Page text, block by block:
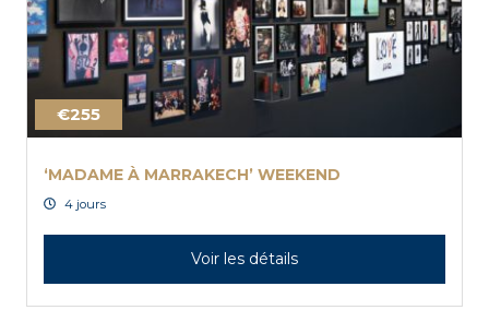
€255
‘MADAME À MARRAKECH’ WEEKEND
4 jours
Voir les détails